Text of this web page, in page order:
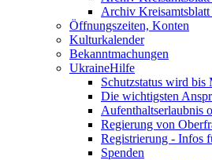
Archiv
Öffnungszeiten, Konten
Kulturkalender
Bekanntmachungen
UkraineHilfe
Schutzstatus wird bis
Die wichtigsten
Aufenthaltserlaubnis
Regierung von
Registrierung - Infos
Spenden